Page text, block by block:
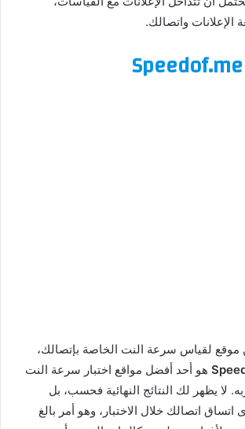
الإعلانات واتصالك.
لقياس سرعة النت الخاصة بإتصالك،
هو أحد أفضل مواقع اختبار سرعة النت
لا يظهر لك النتائج النهائية فحسب، بل
اتصالك خلال الاختبار، وهو أمر بالغ